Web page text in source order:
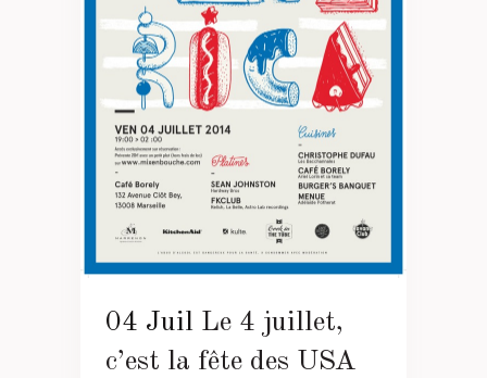
04 Juil Le 4 juillet,
c’est la fête des USA